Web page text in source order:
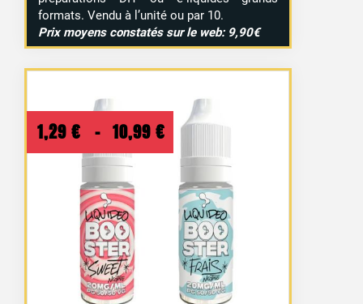
formats. Vendu à l’unité ou par 10.
Prix moyens constatés sur le web: 9,90€
1,29 € – 10,99 €
Plage
de
prix :
1,29 €
10,99 €